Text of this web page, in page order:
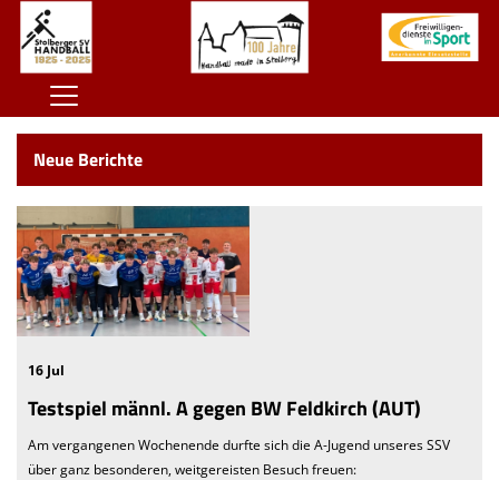
Home
100 Jahre SSV
Der SSV
Herren
Damen
Jugend
Kontaktformular
Sponsoren
Neue Berichte
16 Jul
Testspiel männl. A gegen BW Feldkirch (AUT)
Am vergangenen Wochenende durfte sich die A-Jugend unseres SSV
über ganz besonderen, weitgereisten Besuch freuen: